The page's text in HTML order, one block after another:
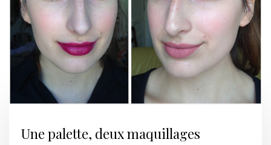
Une palette, deux maquillages